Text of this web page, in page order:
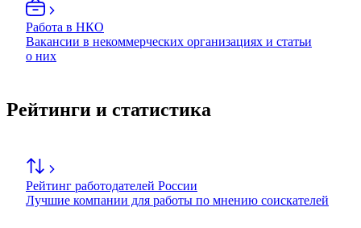
Работа в НКО
Вакансии в некоммерческих организациях и статьи
о них
Рейтинги и статистика
Рейтинг работодателей России
Лучшие компании для работы по мнению соискателей